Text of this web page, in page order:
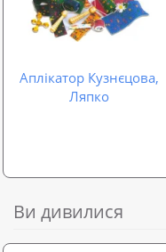
Аплікатор Кузнєцова,
Ляпко
Ви дивилися